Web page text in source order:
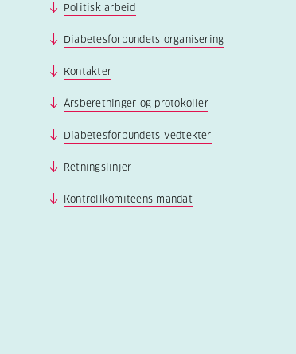
Politisk arbeid
Diabetesforbundets organisering
Kontakter
Årsberetninger og protokoller
Diabetesforbundets vedtekter
Retningslinjer
Kontrollkomiteens mandat